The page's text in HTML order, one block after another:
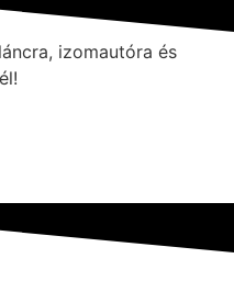
izomautóra és